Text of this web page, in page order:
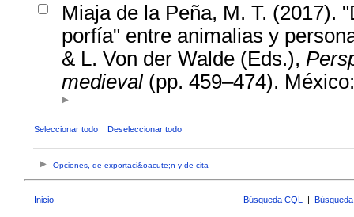
Miaja de la Peña, M. T. (2017).
porfía" entre animalias y
& L. Von der Walde (Eds.),
medieval(pp. 459–474).
Seleccionar todo Deseleccionar todo
Opciones, de exportaci&oacute;n y de cita
Inicio Búsqueda CQL |